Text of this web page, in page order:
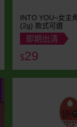
INTO YOU~女主
(2g) 款式可選
即期出清
$29